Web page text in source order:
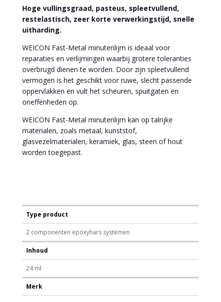
Hoge vullingsgraad, pasteus, spleetvullend,
restelastisch, zeer korte verwerkingstijd, snelle
uitharding.
WEICON Fast-Metal minutenlijm is ideaal voor
reparaties en verlijmingen waarbij grotere toleranties
overbrugd dienen te worden. Door zijn spleetvullend
vermogen is het geschikt voor ruwe, slecht passende
oppervlakken en vult het scheuren, spuitgaten en
oneffenheden op.
WEICON Fast-Metal minutenlijm kan op talrijke
materialen, zoals metaal, kunststof,
glasvezelmaterialen, keramiek, glas, steen of hout
worden toegepast.
Type product
2 componenten epoxyhars systemen
Inhoud
24 ml
Merk